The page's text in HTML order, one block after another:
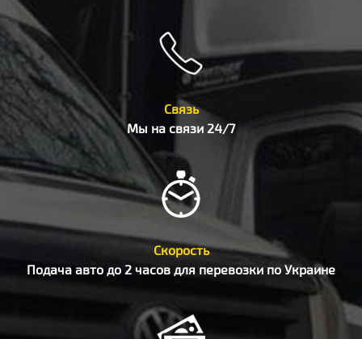
Связь
Мы на связи 24/7
Скорость
Подача авто до 2 часов для перевозки по Украине